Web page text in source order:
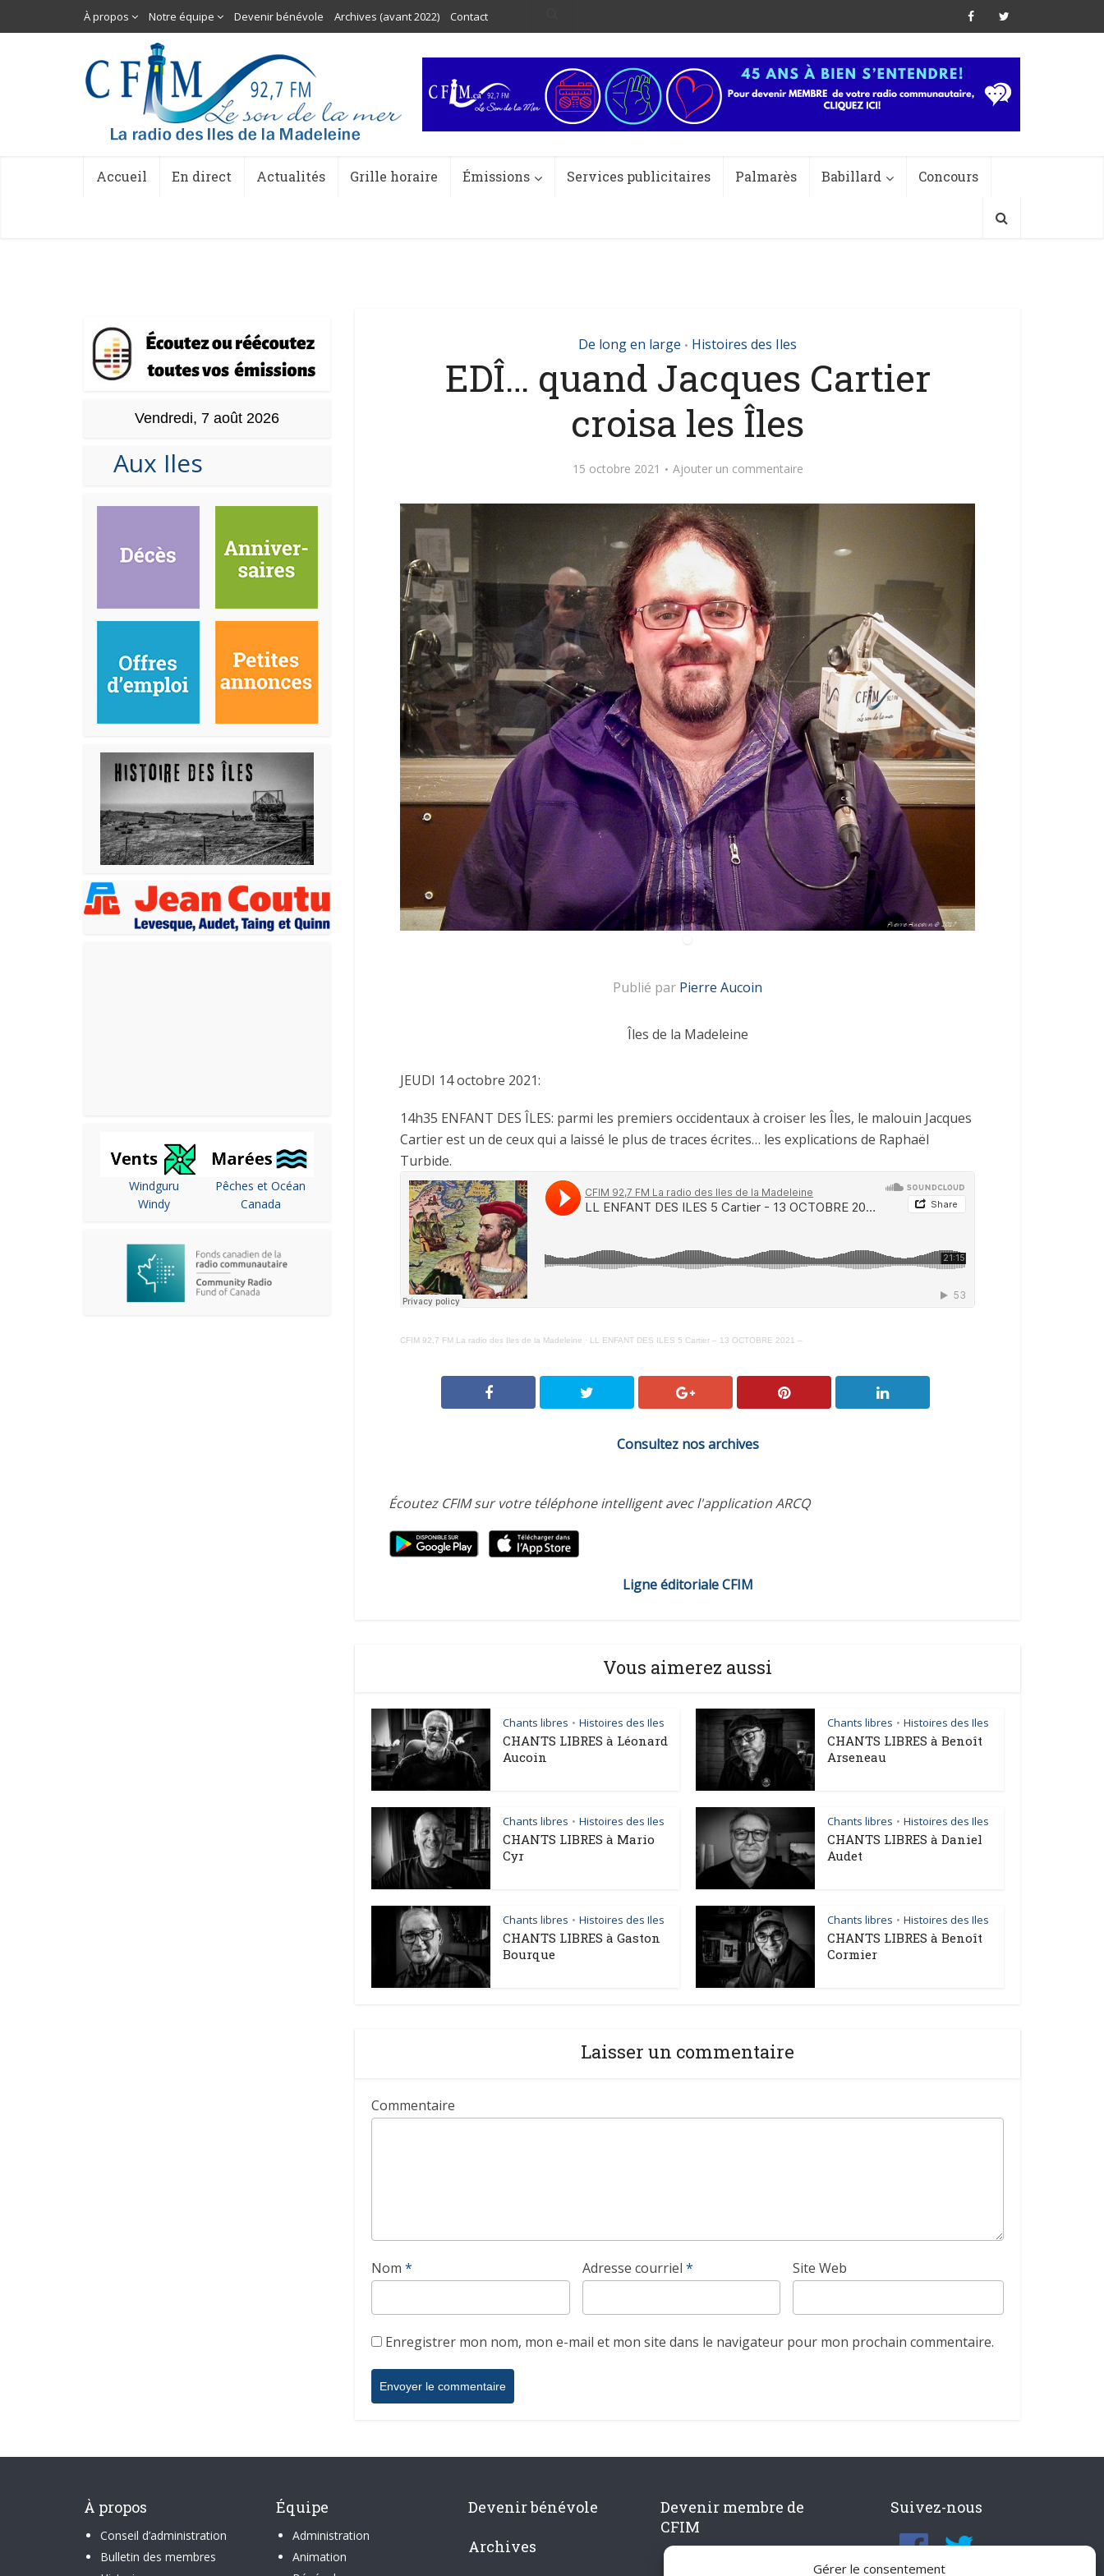
Gérer le consentement
À propos Notre équipe Devenir bénévole Archives (avant 2022) Contact
Accueil En direct Actualités Grille horaire Émissions Services publicitaires Palmarès Babillard Concours
Vendredi, 7 août 2026
Aux Iles
Windguru
Windy
Pêches et Océan
Canada
De long en large • Histoires des Iles
EDÎ… quand Jacques Cartier
croisa les Îles
15 octobre 2021 Ajouter un commentaire
Publié par Pierre Aucoin
Îles de la Madeleine
JEUDI 14 octobre 2021:
14h35 ENFANT DES ÎLES: parmi les premiers occidentaux à croiser les Îles, le malouin Jacques
Cartier est un de ceux qui a laissé le plus de traces écrites… les explications de Raphaël
Turbide.
CFIM 92,7 FM La radio des Iles de la Madeleine · LL ENFANT DES ILES 5 Cartier – 13 OCTOBRE 2021 –
Consultez nos archives
Écoutez CFIM sur votre téléphone intelligent avec l'application ARCQ
Ligne éditoriale CFIM
Vous aimerez aussi
Chants libres • Histoires des Iles
CHANTS LIBRES à Léonard
Aucoin
Chants libres • Histoires des Iles
CHANTS LIBRES à Benoît
Arseneau
Chants libres • Histoires des Iles
CHANTS LIBRES à Mario
Cyr
Chants libres • Histoires des Iles
CHANTS LIBRES à Daniel
Audet
Chants libres • Histoires des Iles
CHANTS LIBRES à Gaston
Bourque
Chants libres • Histoires des Iles
CHANTS LIBRES à Benoît
Cormier
Laisser un commentaire
Commentaire
Nom * Adresse courriel * Site Web
Enregistrer mon nom, mon e-mail et mon site dans le navigateur pour mon prochain commentaire.
À propos
Conseil d’administration
Bulletin des membres
Équipe
Administration
Animation
Devenir bénévole
Archives
Devenir membre de
CFIM
Suivez-nous